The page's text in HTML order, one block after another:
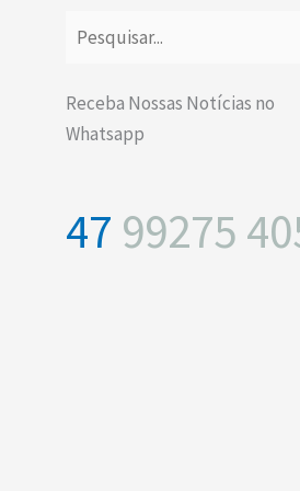
Receba Nossas Notícias no
Whatsapp
47 99275